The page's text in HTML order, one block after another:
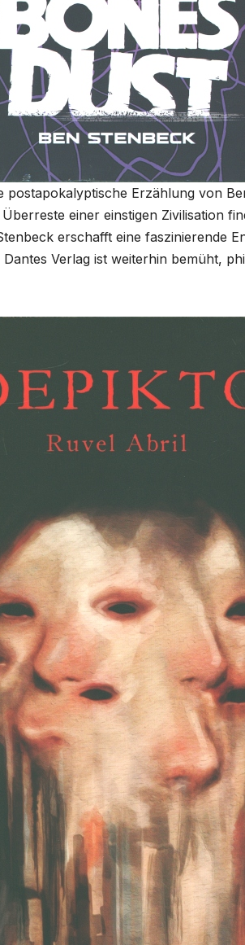
postapokalyptische Erzählung von
einer einstigen Zivilisation
erschafft eine faszinierende
Verlag ist weiterhin bemüht,